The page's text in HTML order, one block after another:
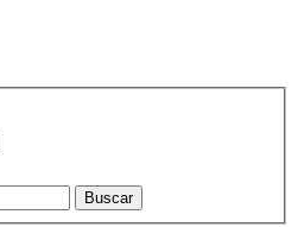
Buscar